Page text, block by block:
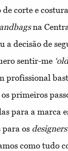
corte e
na
a decisão de
sentir-me
profissional
primeiros
para a marca
para os designers
como tudo